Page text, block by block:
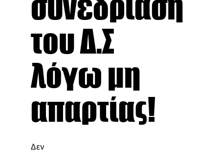
του Δ.Σ
λόγω μη
απαρτίας!
Δεν